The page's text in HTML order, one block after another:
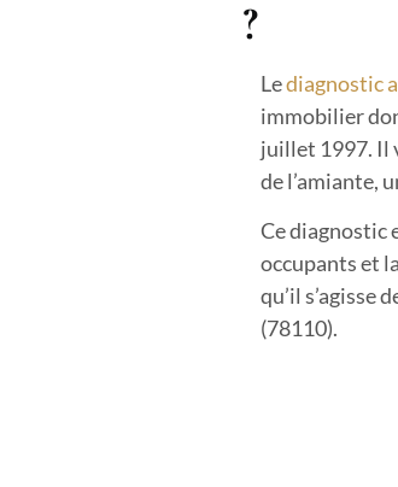
?
Lediagnostic
immobilier
juillet 1997. Il
de l’amiante,
Ce diagnostic
occupants et
qu’il s’agisse
(78110).